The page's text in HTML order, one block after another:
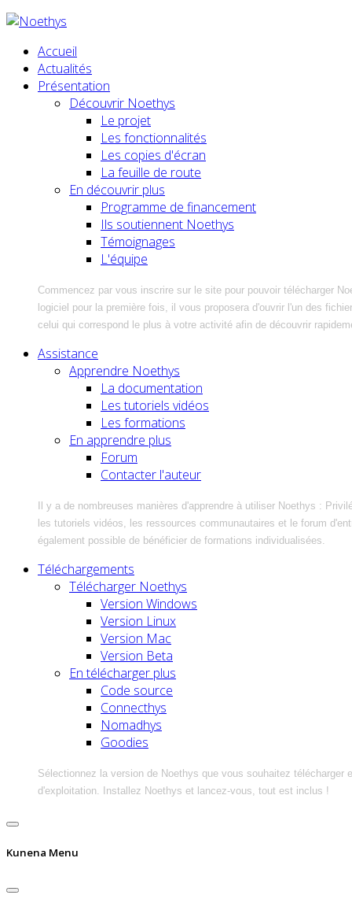
Accueil
Actualités
Présentation
Découvrir Noethys
Le projet
Les fonctionnalités
Les copies d'écran
La feuille de route
En découvrir plus
Programme de financement
Ils soutiennent Noethys
Témoignages
L'équipe
Commencez par vous inscrire sur le site pour pouvoir télécharger
logiciel pour la première fois, il vous proposera d'ouvrir l'un des
celui qui correspond le plus à votre activité afin de découvrir
Assistance
Apprendre Noethys
La documentation
Les tutoriels vidéos
Les formations
En apprendre plus
Forum
Contacter l'auteur
Il y a de nombreuses manières d'apprendre à utiliser Noethys :
les tutoriels vidéos, les ressources communautaires et le forum
également possible de bénéficier de formations individualisées.
Téléchargements
Télécharger Noethys
Version Windows
Version Linux
Version Mac
Version Beta
En télécharger plus
Code source
Connecthys
Nomadhys
Goodies
Sélectionnez la version de Noethys que vous souhaitez télécharger
d'exploitation. Installez Noethys et lancez-vous, tout est inclus !
Kunena Menu